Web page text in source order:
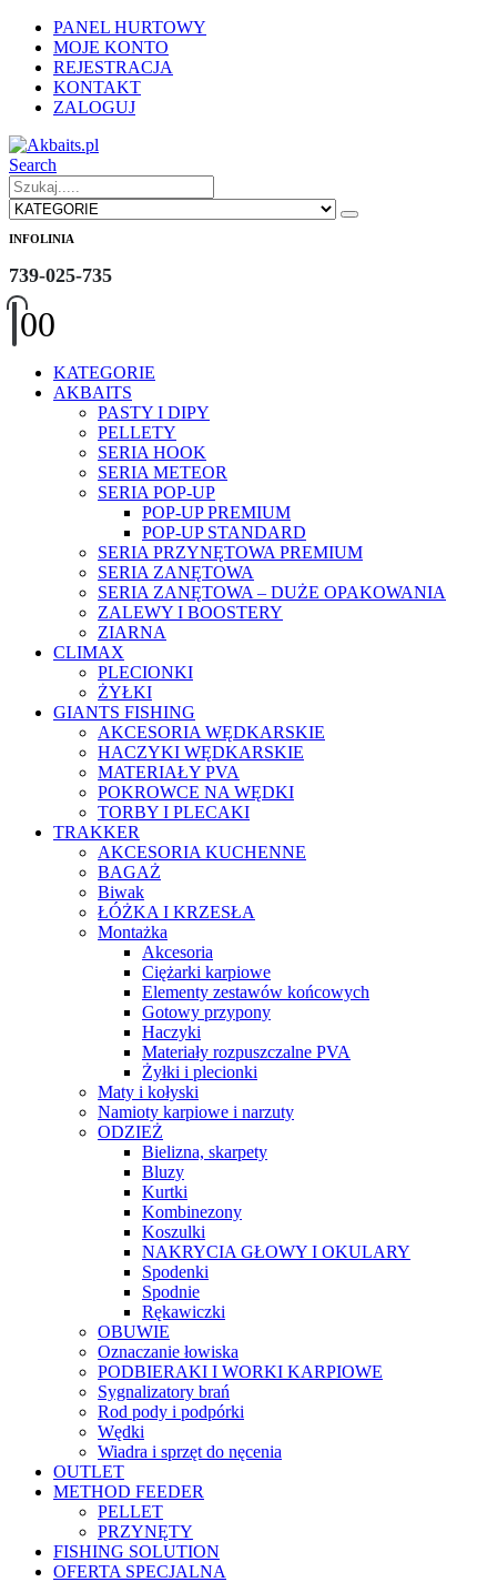
PANEL HURTOWY
MOJE KONTO
REJESTRACJA
KONTAKT
ZALOGUJ
Search
INFOLINIA
739-025-735
00
KATEGORIE
AKBAITS
PASTY I DIPY
PELLETY
SERIA HOOK
SERIA METEOR
SERIA POP-UP
POP-UP PREMIUM
POP-UP STANDARD
SERIA PRZYNĘTOWA PREMIUM
SERIA ZANĘTOWA
SERIA ZANĘTOWA – DUŻE OPAKOWANIA
ZALEWY I BOOSTERY
ZIARNA
CLIMAX
PLECIONKI
ŻYŁKI
GIANTS FISHING
AKCESORIA WĘDKARSKIE
HACZYKI WĘDKARSKIE
MATERIAŁY PVA
POKROWCE NA WĘDKI
TORBY I PLECAKI
TRAKKER
AKCESORIA KUCHENNE
BAGAŻ
Biwak
ŁÓŻKA I KRZESŁA
Montażka
Akcesoria
Ciężarki karpiowe
Elementy zestawów końcowych
Gotowy przypony
Haczyki
Materiały rozpuszczalne PVA
Żyłki i plecionki
Maty i kołyski
Namioty karpiowe i narzuty
ODZIEŻ
Bielizna, skarpety
Bluzy
Kurtki
Kombinezony
Koszulki
NAKRYCIA GŁOWY I OKULARY
Spodenki
Spodnie
Rękawiczki
OBUWIE
Oznaczanie łowiska
PODBIERAKI I WORKI KARPIOWE
Sygnalizatory brań
Rod pody i podpórki
Wędki
Wiadra i sprzęt do nęcenia
OUTLET
METHOD FEEDER
PELLET
PRZYNĘTY
FISHING SOLUTION
OFERTA SPECJALNA